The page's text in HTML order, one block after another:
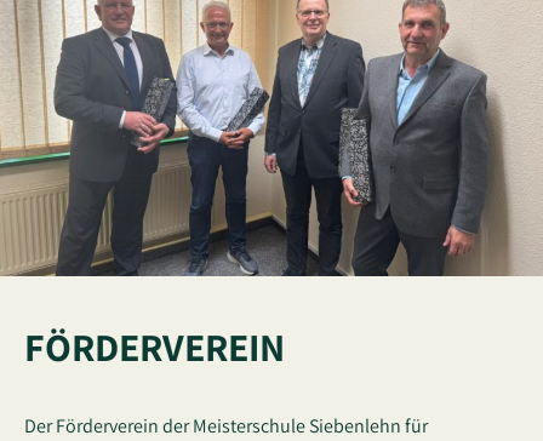
FÖRDERVEREIN
Der Förderverein der Meisterschule Siebenlehn für